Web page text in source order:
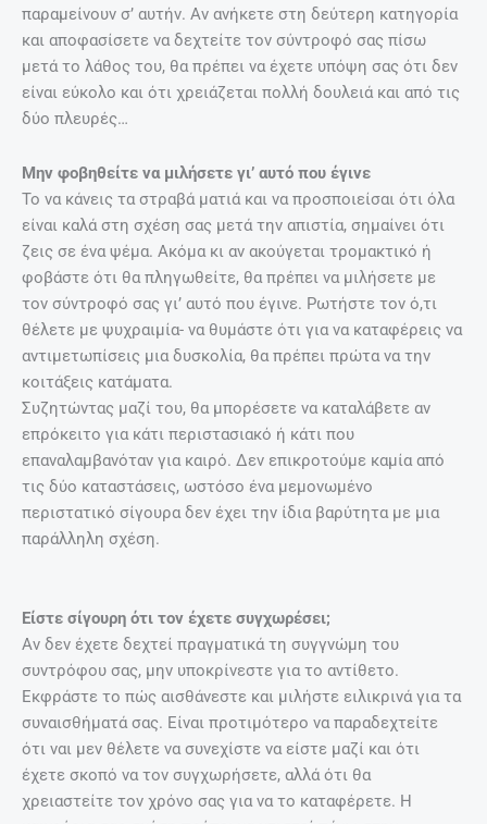
παραμείνουν σ’ αυτήν. Αν ανήκετε στη δεύτερη κατηγορία
και αποφασίσετε να δεχτείτε τον σύντροφό σας πίσω
μετά το λάθος του, θα πρέπει να έχετε υπόψη σας ότι δεν
είναι εύκολο και ότι χρειάζεται πολλή δουλειά και από τις
δύο πλευρές…
Μην φοβηθείτε να μιλήσετε γι’ αυτό που έγινε
Το να κάνεις τα στραβά ματιά και να προσποιείσαι ότι όλα
είναι καλά στη σχέση σας μετά την απιστία, σημαίνει ότι
ζεις σε ένα ψέμα. Ακόμα κι αν ακούγεται τρομακτικό ή
φοβάστε ότι θα πληγωθείτε, θα πρέπει να μιλήσετε με
τον σύντροφό σας γι’ αυτό που έγινε. Ρωτήστε τον ό,τι
θέλετε με ψυχραιμία- να θυμάστε ότι για να καταφέρεις να
αντιμετωπίσεις μια δυσκολία, θα πρέπει πρώτα να την
κοιτάξεις κατάματα.
Συζητώντας μαζί του, θα μπορέσετε να καταλάβετε αν
επρόκειτο για κάτι περιστασιακό ή κάτι που
επαναλαμβανόταν για καιρό. Δεν επικροτούμε καμία από
τις δύο καταστάσεις, ωστόσο ένα μεμονωμένο
περιστατικό σίγουρα δεν έχει την ίδια βαρύτητα με μια
παράλληλη σχέση.
Είστε σίγουρη ότι τον έχετε συγχωρέσει;
Αν δεν έχετε δεχτεί πραγματικά τη συγγνώμη του
συντρόφου σας, μην υποκρίνεστε για το αντίθετο.
Εκφράστε το πώς αισθάνεστε και μιλήστε ειλικρινά για τα
συναισθήματά σας. Είναι προτιμότερο να παραδεχτείτε
ότι ναι μεν θέλετε να συνεχίστε να είστε μαζί και ότι
έχετε σκοπό να τον συγχωρήσετε, αλλά ότι θα
χρειαστείτε τον χρόνο σας για να το καταφέρετε. Η